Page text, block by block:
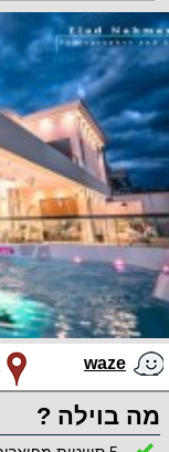
waze
מה בוילה ?